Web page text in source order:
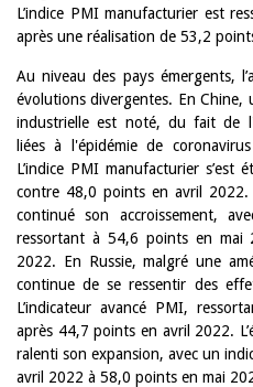
L’indice PMI manufacturier est
après une réalisation de 53,2
Au niveau des pays émergents,
évolutions divergentes. En Chine,
industrielle est noté, du fait de
liées à l'épidémie de
L’indice PMI manufacturier
contre 48,0 points en avril 2022.
continué son accroissement,
ressortant à 54,6 points en mai
2022. En Russie, malgré une
continue de se ressentir des
L’indicateur avancé PMI,
après 44,7 points en avril 2022.
ralenti son expansion, avec un
avril 2022 à 58,0 points en mai